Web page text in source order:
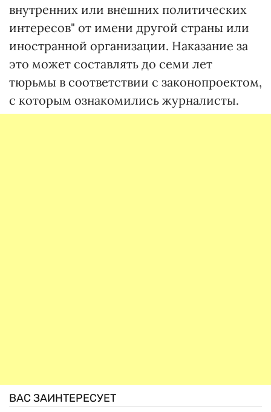
внутренних или внешних политических
интересов" от имени другой страны или
иностранной организации. Наказание за
это может составлять до семи лет
тюрьмы в соответствии с законопроектом,
с которым ознакомились журналисты.
ВАС ЗАИНТЕРЕСУЕТ